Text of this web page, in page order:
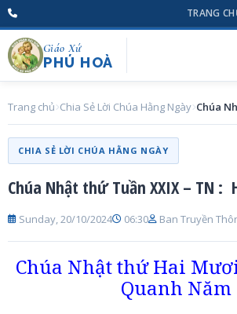
TRANG
Giáo Xứ
PHÚ HOÀ
Trang chủ Chia Sẻ Lời Chúa Hằng Ngày
CHIA SẺ LỜI CHÚA HẰNG NGÀY
Chúa Nhật thứ Tuần XXIX – TN :
Sunday, 20/10/2024 06:30 Ban Truyền
Chúa Nhật thứ Hai
Quanh Năm